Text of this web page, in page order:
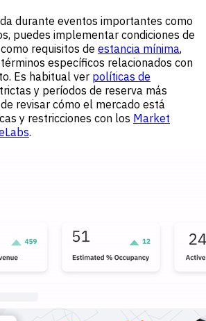
durante eventos importantes como
puedes implementar condiciones de
requisitos de estancia mínima,
específicos relacionados con
Es habitual ver políticas de
y períodos de reserva más
revisar cómo el mercado está
y restricciones con los Market
.